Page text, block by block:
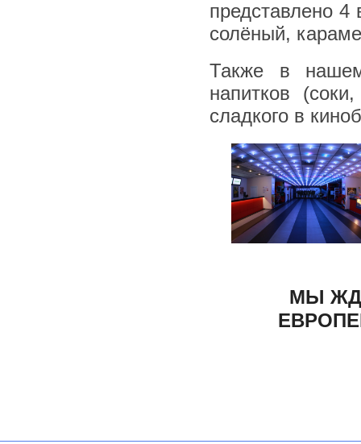
представлено 4
солёный,
Также в
напитков
сладкого в
МЫ